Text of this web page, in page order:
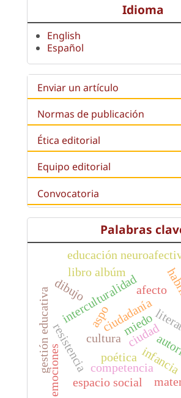
Idioma
English
Español
Enviar un artículo
Normas de publicación
Ética editorial
Equipo editorial
Convocatoria
Palabras
ciudad
ciudadanía
poética infancia
cultura
interculturalidad
competencia
miedo
libro albúm
educación
resistencia
afecto
espacio social
gestión educativa aspo
emociones
dibujo